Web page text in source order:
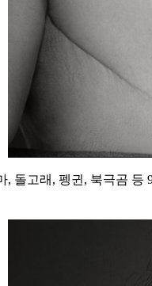
, 돌고래, 펭귄, 북극곰